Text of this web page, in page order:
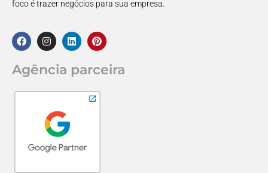
foco é trazer negócios para sua empresa.
Agência parceira